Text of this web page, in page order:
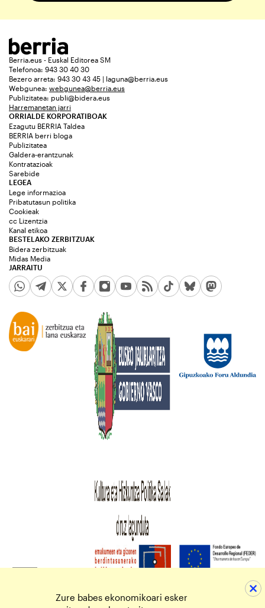
Berria.eus - Euskal Editorea SM
Telefonoa: 943 30 40 30
Bezero arreta: 943 30 43 45 | laguna@berria.eus
Webgunea: webgunea@berria.eus
Publizitatea: publi@bidera.eus
Harremanetan jarri
ORRIALDE KORPORATIBOAK
Ezagutu BERRIA Taldea
BERRIA berri bloga
Publizitatea
Galdera-erantzunak
Kontratazioak
Sarebide
JARRAITU
LEGEA
Lege informazioa
Pribatutasun politika
Cookieak
cc Lizentzia
Kanal etikoa
BESTELAKO ZERBITZUAK
Bidera zerbitzuak
Midas Media
Zure babes ekonomikoari esker